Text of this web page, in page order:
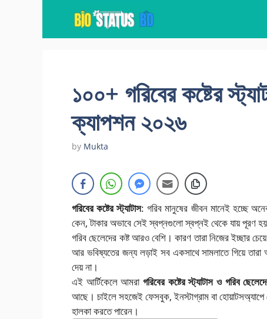
১০০+ গরিবের কষ্টের
ক্যাপশন ২০২৬
by Mukta
গরিবের কষ্টের স্ট্যাটাস: গরিব মানুষের জীবন মানেই হচ্ছে
কেন, টাকার অভাবে সেই স্বপ্নগুলো স্বপ্নই থেকে যায় পূরণ
গরিব ছেলেদের কষ্ট আরও বেশি। কারণ তারা নিজের ইচ্ছার
আর ভবিষ্যতের জন্য লড়াই সব একসাথে সামলাতে গিয়ে
দেয় না।
এই আর্টিকেলে আমরা গরিবের কষ্টের স্ট্যাটাস ও গরিব
আছে। চাইলে সহজেই ফেসবুক, ইনস্টাগ্রাম বা
হালকা করতে পারেন।